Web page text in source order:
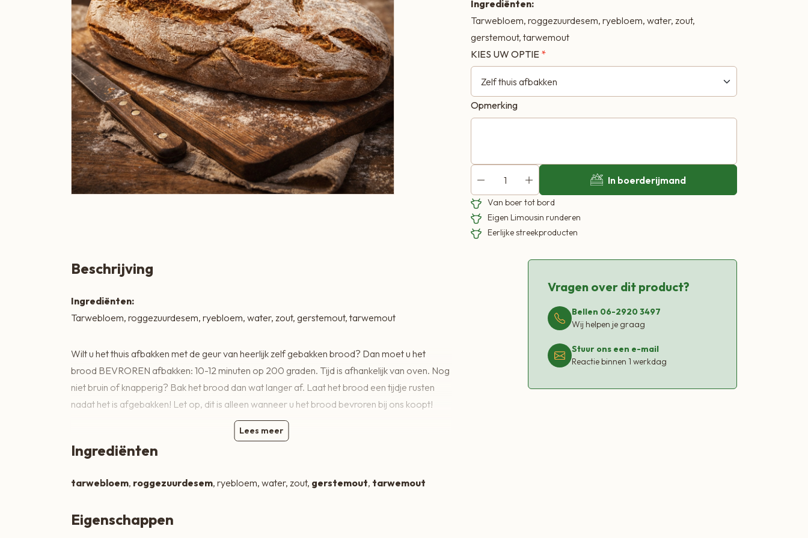
Boeren Kaas
BBQ
Cadeau
Dranken
Groente & Fruit
Koken, Bakken & Maaltijden
Lifestyle
Snacks & Borrel
Ingrediënten:
Tarwebloem, roggezuurdesem, ryebloem, water, zout,
gerstemout, tarwemout
KIES UW OPTIE
Opmerking
In boerderijmand
Van boer tot bord
Eigen Limousin runderen
Eerlijke streekproducten
Beschrijving
Ingrediënten:
Tarwebloem, roggezuurdesem, ryebloem, water, zout, gerstemout, tarwemout
Wilt u het thuis afbakken met de geur van heerlijk zelf gebakken brood? Dan moet u het
brood BEVROREN afbakken: 10-12 minuten op 200 graden. Tijd is afhankelijk van oven. Nog
niet bruin of knapperig? Bak het brood dan wat langer af. Laat het brood een tijdje rusten
nadat het is afgebakken! Let op, dit is alleen wanneer u het brood bevroren bij ons koopt!
Lees meer
Ingrediënten
tarwebloem, roggezuurdesem, ryebloem, water, zout, gerstemout, tarwemout
Eigenschappen
Vragen over dit product?
Bellen 06-2920 3497
Wij helpen je graag
Stuur ons een e-mail
Reactie binnen 1 werkdag